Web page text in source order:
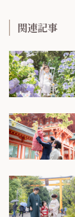
関連記事